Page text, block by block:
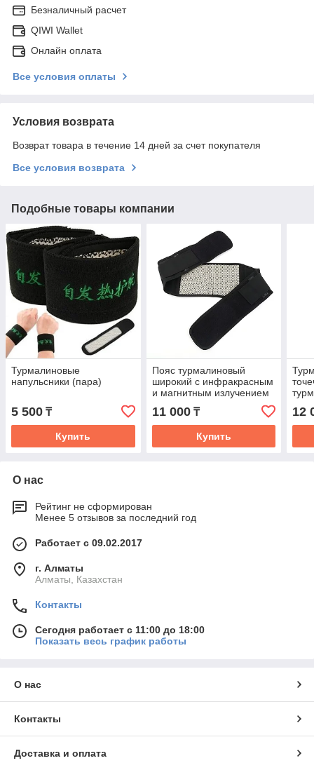
Безналичный расчет
QIWI Wallet
Онлайн оплата
Все условия оплаты
Условия возврата
Возврат товара в течение 14 дней за счет покупателя
Все условия возврата
Подобные товары компании
Турмалиновые
напульсники (пара)
5 500 ₸
Купить
Пояс турмалиновый
широкий с инфракрасным
и магнитным излучением
11 000₸
Купить
12
О нас
Рейтинг не сформирован
Менее 5 отзывов за последний год
Работает с 09.02.2017
г. Алматы
Алматы, Казахстан
Контакты
Сегодня работает с 11:00 до 18:00
Показать весь график работы
О нас
Контакты
Доставка и оплата